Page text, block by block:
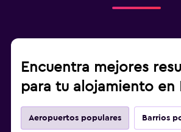
Encuentra mejores
para tu alojamiento en
Aeropuertos populares Barrios